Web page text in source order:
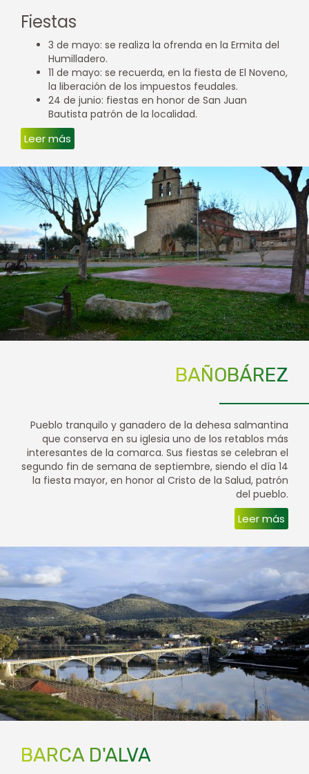
Fiestas
3 de mayo: se realiza la ofrenda en la Ermita del
Humilladero.
11 de mayo: se recuerda, en la fiesta de El Noveno,
la liberación de los impuestos feudales.
24 de junio: fiestas en honor de San Juan
Bautista patrón de la localidad.
Leer más
BAÑOBÁREZ
Pueblo tranquilo y ganadero de la dehesa salmantina
que conserva en su iglesia uno de los retablos más
interesantes de la comarca. Sus fiestas se celebran el
segundo fin de semana de septiembre, siendo el día 14
la fiesta mayor, en honor al Cristo de la Salud, patrón
del pueblo.
Leer más
BARCA D'ALVA